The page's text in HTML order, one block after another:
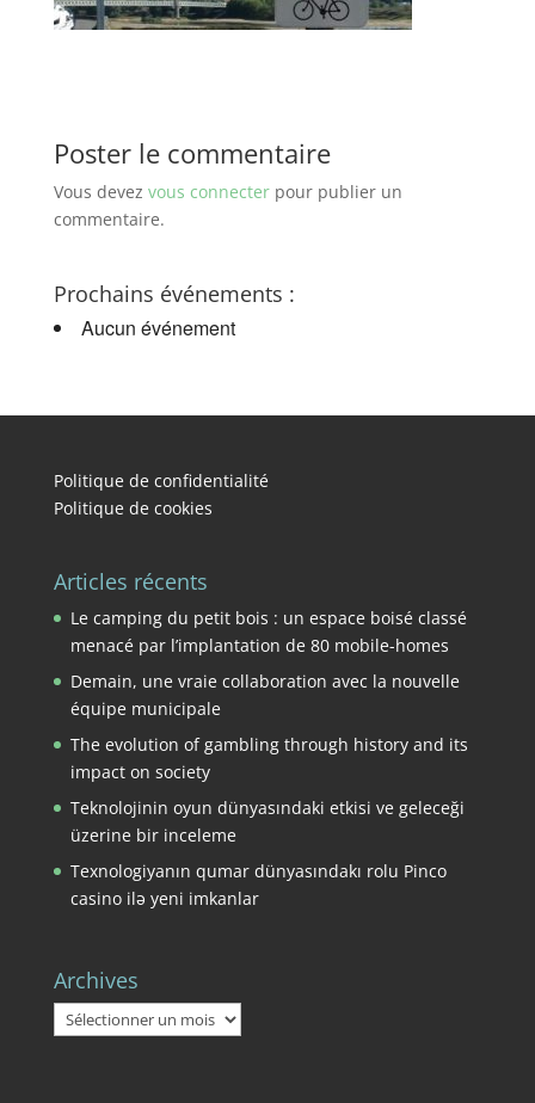
Poster le commentaire
Vous devez vous connecterpour publier un
commentaire.
Prochains événements :
Aucun événement
Politique de confidentialité
Politique de cookies
Articles récents
Le camping du petit bois : un espace boisé classé
menacé par l’implantation de 80 mobile-homes
Demain, une vraie collaboration avec la nouvelle
équipe municipale
The evolution of gambling through history and its
impact on society
Teknolojinin oyun dünyasındaki etkisi ve geleceği
üzerine bir inceleme
Texnologiyanın qumar dünyasındakı rolu Pinco
casino ilə yeni imkanlar
Archives
Archives